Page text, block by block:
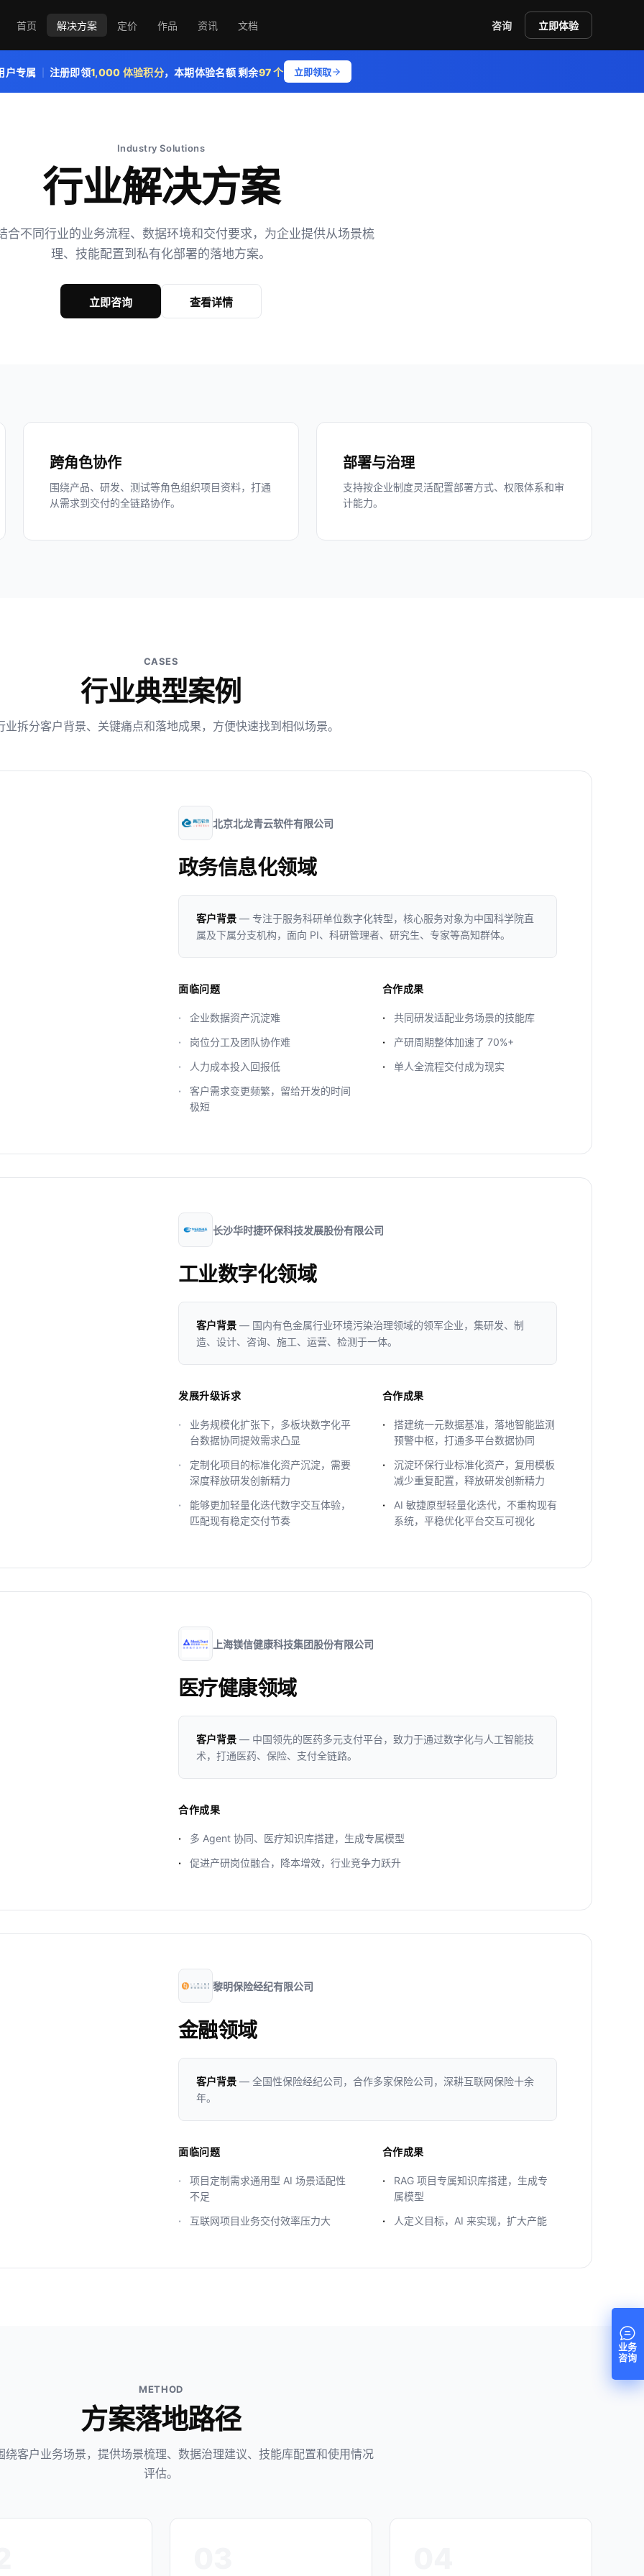
首页 解决方案 定价 作品 资讯 文档 咨询 立即体验
户专属 注册即领1,000 体验积分，本期体验名额剩余97 个 立即领取
Industry Solutions
行业解决方案
合不同行业的业务流程、数据环境和交付要求，为企业提供从场景梳
理、技能配置到私有化部署的落地方案。
立即咨询 查看详情
跨角色协作
围绕产品、研发、测试等角色组织项目资料，打通
从需求到交付的全链路协作。
部署与治理
支持按企业制度灵活配置部署方式、权限体系和审
计能力。
CASES
行业典型案例
业拆分客户背景、关键痛点和落地成果，方便快速找到相似场景。
北京北龙青云软件有限公司
政务信息化领域
客户背景 — 专注于服务科研单位数字化转型，核心服务对象为中国科学院直
属及下属分支机构，面向 PI、科研管理者、研究生、专家等高知群体。
面临问题
企业数据资产沉淀难
岗位分工及团队协作难
人力成本投入回报低
客户需求变更频繁，留给开发的时间
极短
合作成果
共同研发适配业务场景的技能库
产研周期整体加速了 70%+
单人全流程交付成为现实
长沙华时捷环保科技发展股份有限公司
工业数字化领域
客户背景 — 国内有色金属行业环境污染治理领域的领军企业，集研发、制
造、设计、咨询、施工、运营、检测于一体。
发展升级诉求
业务规模化扩张下，多板块数字化平
台数据协同提效需求凸显
定制化项目的标准化资产沉淀，需要
深度释放研发创新精力
能够更加轻量化迭代数字交互体验，
匹配现有稳定交付节奏
合作成果
搭建统一元数据基准，落地智能监测
预警中枢，打通多平台数据协同
沉淀环保行业标准化资产，复用模板
减少重复配置，释放研发创新精力
AI 敏捷原型轻量化迭代，不重构现有
系统，平稳优化平台交互可视化
上海镁信健康科技集团股份有限公司
医疗健康领域
客户背景 — 中国领先的医药多元支付平台，致力于通过数字化与人工智能技
术，打通医药、保险、支付全链路。
合作成果
多 Agent 协同、医疗知识库搭建，生成专属模型
促进产研岗位融合，降本增效，行业竞争力跃升
黎明保险经纪有限公司
金融领域
客户背景 — 全国性保险经纪公司，合作多家保险公司，深耕互联网保险十余
年。
面临问题
项目定制需求通用型 AI 场景适配性
不足
互联网项目业务交付效率压力大
合作成果
RAG 项目专属知识库搭建，生成专
属模型
人定义目标，AI 来实现，扩大产能
METHOD
方案落地路径
绕客户业务场景，提供场景梳理、数据治理建议、技能库配置和使用情况
评估。
业务
咨询